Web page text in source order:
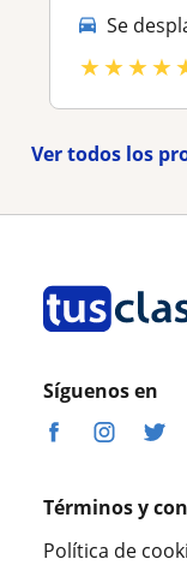
Se
★★★★
Ver todos los
Síguenos en
Términos y
Política de